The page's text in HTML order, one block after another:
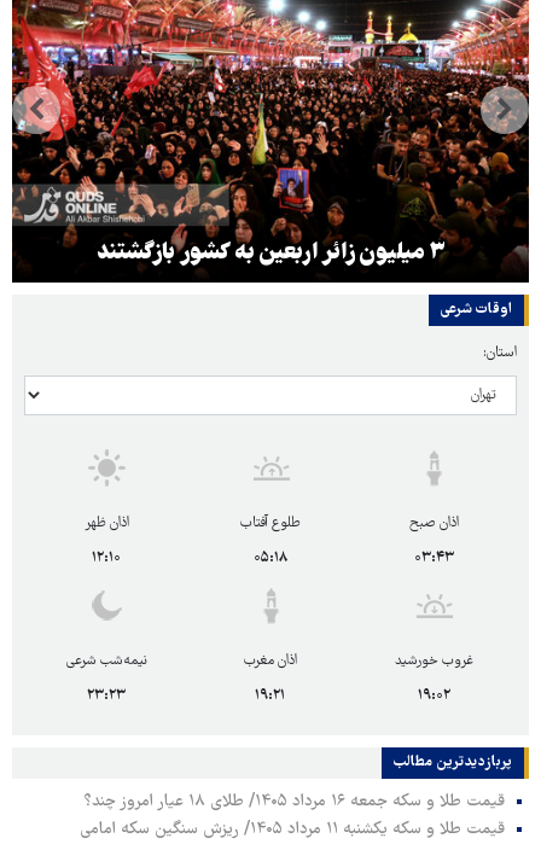
۳ میلیون زائر اربعین به کشور بازگشتند
اوقات شرعی
استان:
اذان صبح
۰۳:۴۳
طلوع آفتاب
۰۵:۱۸
اذان ظهر
۱۲:۱۰
غروب خورشید
۱۹:۰۲
اذان مغرب
۱۹:۲۱
نیمه‌شب شرعی
۲۳:۲۳
پربازدیدترین‌ مطالب
قیمت طلا و سکه جمعه ۱۶ مرداد ۱۴۰۵/ طلای ۱۸ عیار امروز چند؟
قیمت طلا و سکه یکشنبه ۱۱ مرداد ۱۴۰۵/ ریزش سنگین سکه امامی